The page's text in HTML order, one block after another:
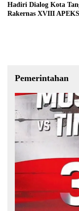
Hadiri Dialog Kota
Rakernas XVIII
Pemerintahan